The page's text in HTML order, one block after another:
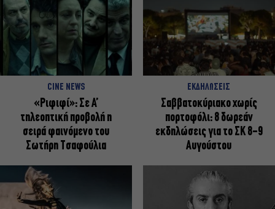
CINE NEWS
«Ριφιφί»: Σε Α’
τηλεοπτική προβολή η
σειρά φαινόμενο του
Σωτήρη Τσαφούλια
ΕΚΔΗΛΩΣΕΙΣ
Σαββατοκύριακο χωρίς
πορτοφόλι: 8 δωρεάν
εκδηλώσεις για το ΣΚ 8-9
Αυγούστου